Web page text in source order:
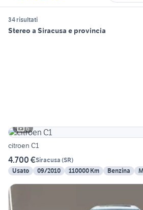
34 risultati
Stereo a Siracusa e provincia
6
citroen C1
4.700 €Siracusa (SR)
Usato
09/2010 110000 Km Benzina